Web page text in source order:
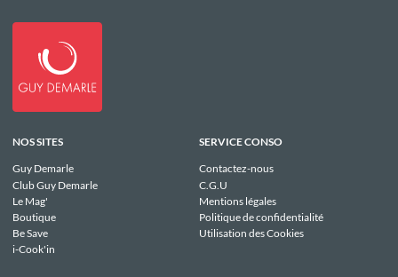
NOS SITES
Guy Demarle
Club Guy Demarle
Le Mag'
Boutique
Be Save
i-Cook'in
SERVICE CONSO
Contactez-nous
C.G.U
Mentions légales
Politique de confidentialité
Utilisation des Cookies